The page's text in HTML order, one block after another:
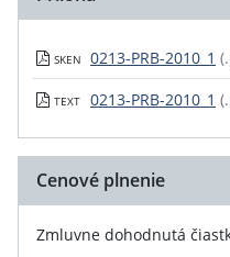
SKEN 0213-PRB-2010_1
TEXT 0213-PRB-2010_1
Cenové plnenie
Zmluvne dohodnutá